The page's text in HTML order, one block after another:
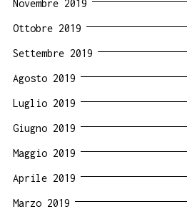
Novembre 2019
Ottobre 2019
Settembre 2019
Agosto 2019
Luglio 2019
Giugno 2019
Maggio 2019
Aprile 2019
Marzo 2019